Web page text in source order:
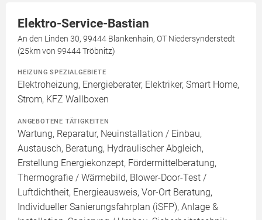
Elektro-Service-Bastian
An den Linden 30, 99444 Blankenhain, OT Niedersynderstedt
(25km von 99444 Tröbnitz)
HEIZUNG SPEZIALGEBIETE
Elektroheizung, Energieberater, Elektriker, Smart Home,
Strom, KFZ Wallboxen
ANGEBOTENE TÄTIGKEITEN
Wartung, Reparatur, Neuinstallation / Einbau,
Austausch, Beratung, Hydraulischer Abgleich,
Erstellung Energiekonzept, Fördermittelberatung,
Thermografie / Wärmebild, Blower-Door-Test /
Luftdichtheit, Energieausweis, Vor-Ort Beratung,
Individueller Sanierungsfahrplan (iSFP), Anlage &